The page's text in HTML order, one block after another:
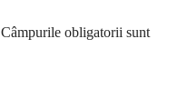
Câmpurile obligatorii sunt